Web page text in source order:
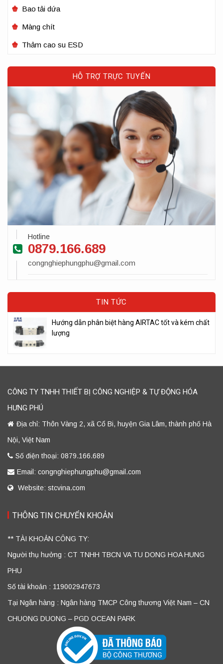
Bao tải dứa
Màng chít
Thảm cao su ESD
HỖ TRỢ TRỰC TUYẾN
Hotline
0879.166.689
congnghiephungphu@gmail.com
TIN TỨC
Hướng dẫn phân biệt hàng AIRTAC tốt và kém chất
lượng
CÔNG TY TNHH THIẾT BỊ CÔNG NGHIỆP & TỰ ĐỘNG HÓA
HƯNG PHÚ
Địa chỉ: Thôn Vàng 2, xã Cổ Bi, huyện Gia Lâm, thành phố Hà
Nội, Việt Nam
Số điện thoại: 0879.166.689
Email: congnghiephungphu@gmail.com
Website: stcvina.com
THÔNG TIN CHUYỂN KHOẢN
** TÀI KHOẢN CÔNG TY:
Người thụ hưởng : CT TNHH TBCN VA TU DONG HOA HUNG
PHU
Số tài khoản : 119002947673
Tại Ngân hàng : Ngân hàng TMCP Công thương Việt Nam – CN
CHUONG DUONG – PGD OCEAN PARK